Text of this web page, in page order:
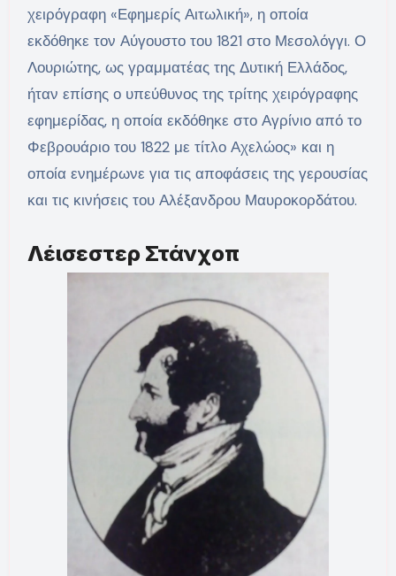
χειρόγραφη «Εφημερίς Αιτωλική», η οποία
εκδόθηκε τον Αύγουστο του 1821 στο Μεσολόγγι. Ο
Λουριώτης, ως γραμματέας της Δυτική Ελλάδος,
ήταν επίσης ο υπεύθυνος της τρίτης χειρόγραφης
εφημερίδας, η οποία εκδόθηκε στο Αγρίνιο από το
Φεβρουάριο του 1822 με τίτλο Αχελώος» και η
οποία ενημέρωνε για τις αποφάσεις της γερουσίας
και τις κινήσεις του Αλέξανδρου Μαυροκορδάτου.
Λέισεστερ Στάνχοπ